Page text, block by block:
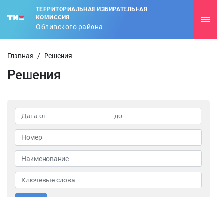
ТЕРРИТОРИАЛЬНАЯ ИЗБИРАТЕЛЬНАЯ
КОМИССИЯ
Обливского района
Главная / Решения
Решения